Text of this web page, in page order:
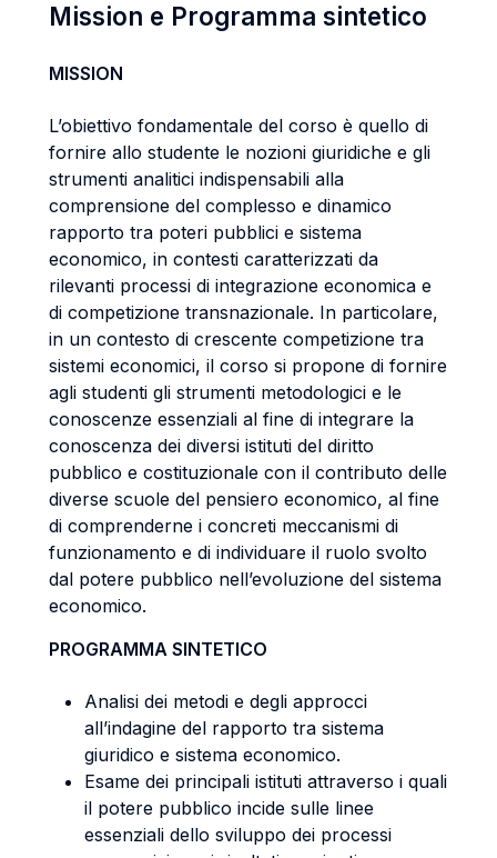
Mission e Programma sintetico
MISSION
L’obiettivo fondamentale del corso è quello di
fornire allo studente le nozioni giuridiche e gli
strumenti analitici indispensabili alla
comprensione del complesso e dinamico
rapporto tra poteri pubblici e sistema
economico, in contesti caratterizzati da
rilevanti processi di integrazione economica e
di competizione transnazionale. In particolare,
in un contesto di crescente competizione tra
sistemi economici, il corso si propone di fornire
agli studenti gli strumenti metodologici e le
conoscenze essenziali al fine di integrare la
conoscenza dei diversi istituti del diritto
pubblico e costituzionale con il contributo delle
diverse scuole del pensiero economico, al fine
di comprenderne i concreti meccanismi di
funzionamento e di individuare il ruolo svolto
dal potere pubblico nell’evoluzione del sistema
economico.
PROGRAMMA SINTETICO
Analisi dei metodi e degli approcci
all’indagine del rapporto tra sistema
giuridico e sistema economico.
Esame dei principali istituti attraverso i quali
il potere pubblico incide sulle linee
essenziali dello sviluppo dei processi